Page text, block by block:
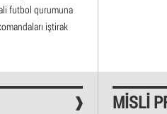
futbol qurumuna
iştirak
MISLI